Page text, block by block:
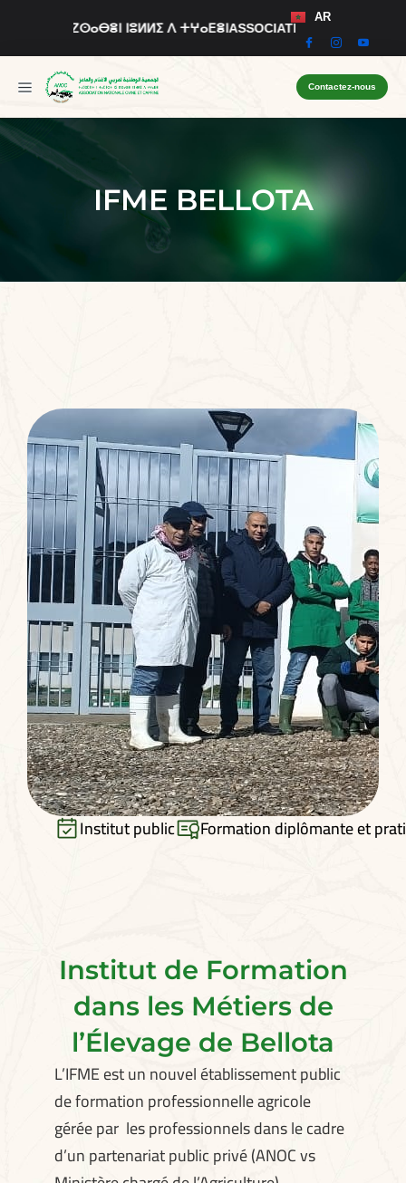
ⵏⵉ ⵇⵙⴰⴱⴻⵏ ⵏⵓⵍⵍⵉ ⴷ ⵜⵖⴰⴹⴻⵏASSOCIATION NATIONALE
AR
Contactez-nous
IFME BELLOTA
Institut public Formation diplômante et
Institut de Formation
dans les Métiers de
l’Élevage de Bellota
L’IFME est un nouvel établissement public
de formation professionnelle agricole
gérée par les professionnels dans le cadre
d’un partenariat public privé (ANOC vs